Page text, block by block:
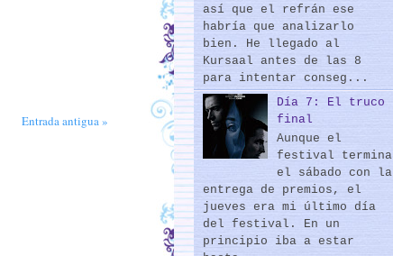
Entrada antigua »
así que el refrán ese
habría que analizarlo
bien. He llegado al
Kursaal antes de las 8
para intentar conseg...
Día 7: El truco
final
Aunque el
festival termina
el sábado con la
entrega de premios, el
jueves era mi último día
del festival. En un
principio iba a estar